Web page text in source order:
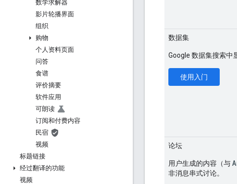
数学求解器
影片轮播界面
组织
购物
个人资料页面
问答
食谱
评价摘要
软件应用
可朗读
订阅和付费内容
民宿
视频
标题链接
经过翻译的功能
视频
数据集
Google 数据集搜索中
使用入门
论坛
用户生成的内容（与
非消息串式讨论。